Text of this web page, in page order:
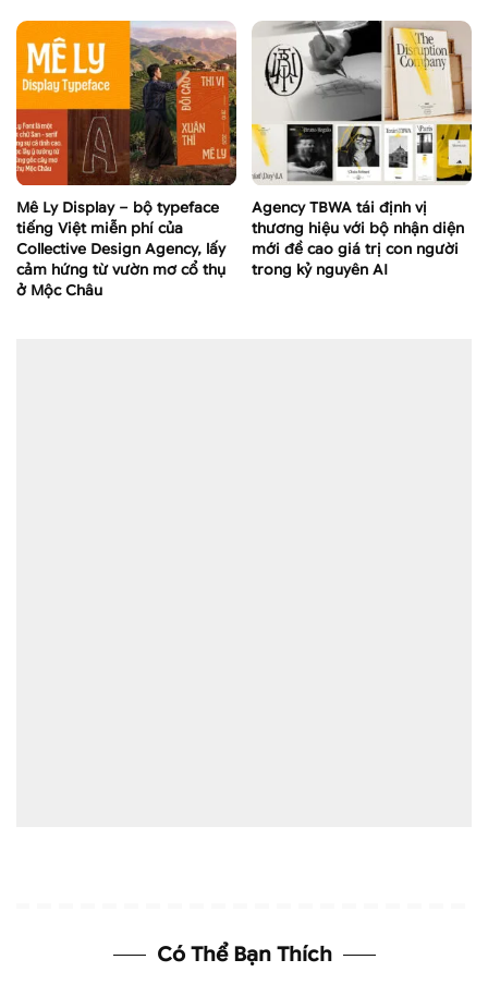
Mê Ly Display – bộ typeface
tiếng Việt miễn phí của
Collective Design Agency, lấy
cảm hứng từ vườn mơ cổ thụ
ở Mộc Châu
Agency TBWA tái định vị
thương hiệu với bộ nhận diện
mới đề cao giá trị con người
trong kỷ nguyên AI
Có Thể Bạn Thích